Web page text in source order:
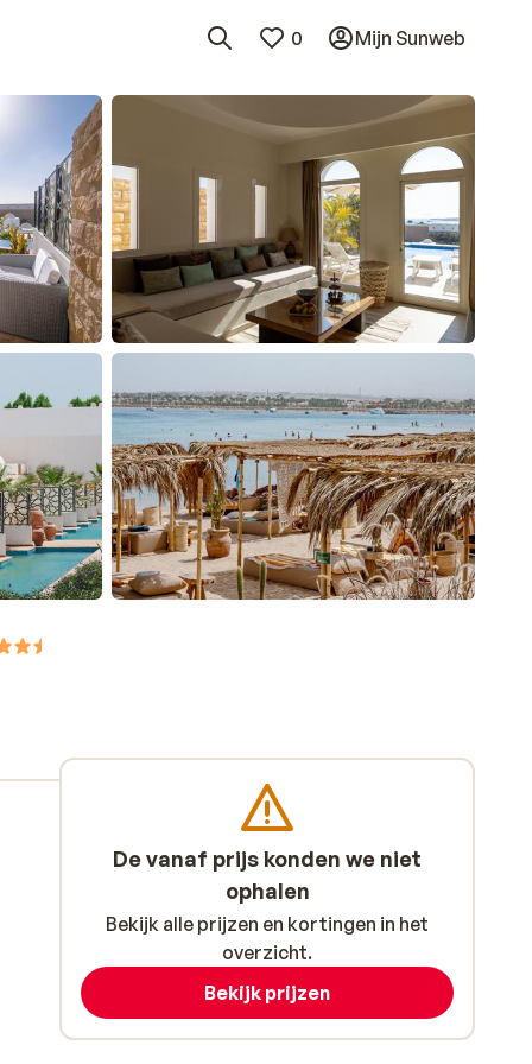
0 Mijn Sunweb
De vanaf prijs konden we niet
ophalen
Bekijk alle prijzen en kortingen in het
overzicht.
Bekijk prijzen